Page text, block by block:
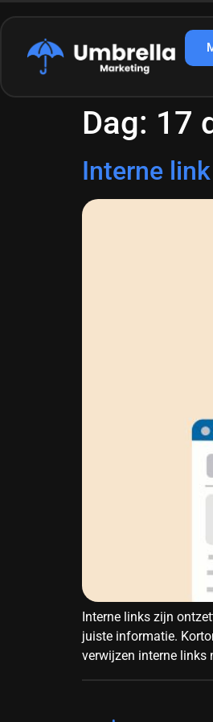
Dag: 17
Interne
Interne links zijn
juiste informatie.
verwijzen interne links